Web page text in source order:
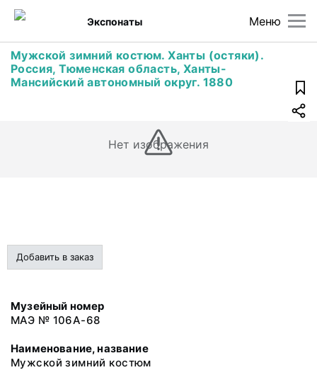
Меню
Экспонаты
Мужской зимний костюм. Ханты (остяки).
Россия, Тюменская область, Ханты-
Мансийский автономный округ. 1880
Нет изображения
Добавить в заказ
Музейный номер
МАЭ № 106А-68
Наименование, название
Мужской зимний костюм